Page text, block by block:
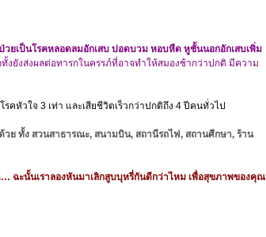
ยเป็นโรคหลอดลมอักเสบ ปอดบวม หอบหืด หูชั้นนอกอักเสบเพิ่ม
ยังส่งผลต่อทารกในครรภ์ที่อาจทำให้สมองช้ากว่าปกติ มีความ
หัวใจ 3 เท่า และเสียชีวิตเร็วกว่าปกติถึง 4 ปีคนทั่วไป
ย ทั้ง สวนสาธารณะ, สนามบิน, สถานีรถไฟ, สถานศีกษา, ร้าน
… ฉะนั้นเราลองหันมาเลิกสูบบุหรี่กันดีกว่าไหม เพื่อสุขภาพของคุณ